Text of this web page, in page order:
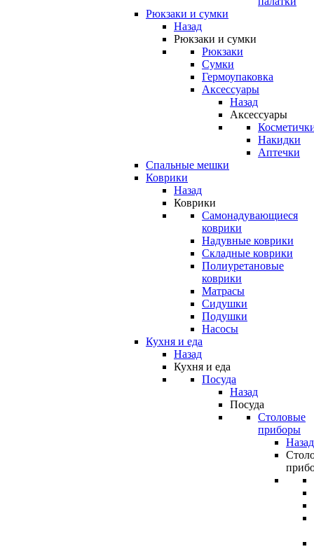
Рюкзаки и сумки
Назад
Рюкзаки и сумки
Рюкзаки
Сумки
Гермоупаковка
Аксессуары
Назад
Аксессуары
Накидки
Аптечки
Спальные мешки
Коврики
Назад
Коврики
Самонадувающиеся
коврики
Надувные коврики
Складные коврики
Полиуретановые
коврики
Матрасы
Сидушки
Подушки
Насосы
Кухня и еда
Назад
Кухня и еда
Посуда
Назад
Посуда
Столовые
приборы
Назад